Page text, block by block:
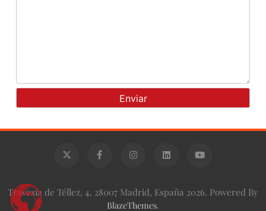
Travesía de Téllez, 4, 28007 Madrid, España 2026. Powered By
BlazeThemes.